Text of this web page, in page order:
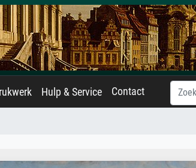
Hulp & Service Contact